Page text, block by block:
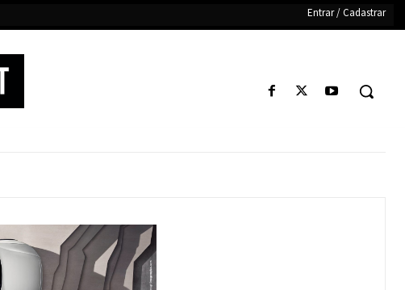
Entrar / Cadastrar